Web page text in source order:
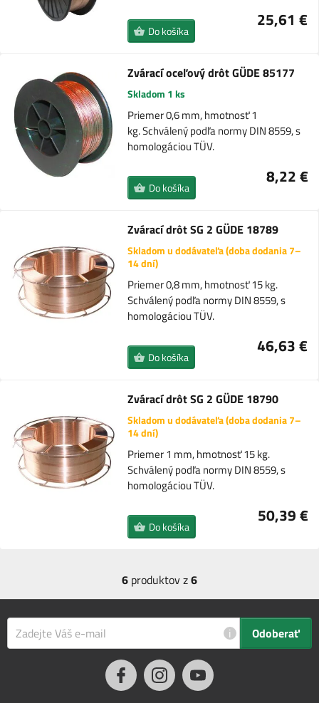
25,61 €
Do košíka
Zvárací oceľový drôt GÜDE 85177
Skladom 1 ks
Priemer 0,6 mm, hmotnosť 1
kg. Schválený podľa normy DIN 8559, s
homologáciou TÜV.
8,22 €
Do košíka
Zvárací drôt SG 2 GÜDE 18789
Skladom u dodávateľa (doba dodania 7–
14 dní)
Priemer 0,8 mm, hmotnosť 15 kg.
Schválený podľa normy DIN 8559, s
homologáciou TÜV.
46,63 €
Do košíka
Zvárací drôt SG 2 GÜDE 18790
Skladom u dodávateľa (doba dodania 7–
14 dní)
Priemer 1 mm, hmotnosť 15 kg.
Schválený podľa normy DIN 8559, s
homologáciou TÜV.
50,39 €
Do košíka
6 produktov z6
i Odoberať